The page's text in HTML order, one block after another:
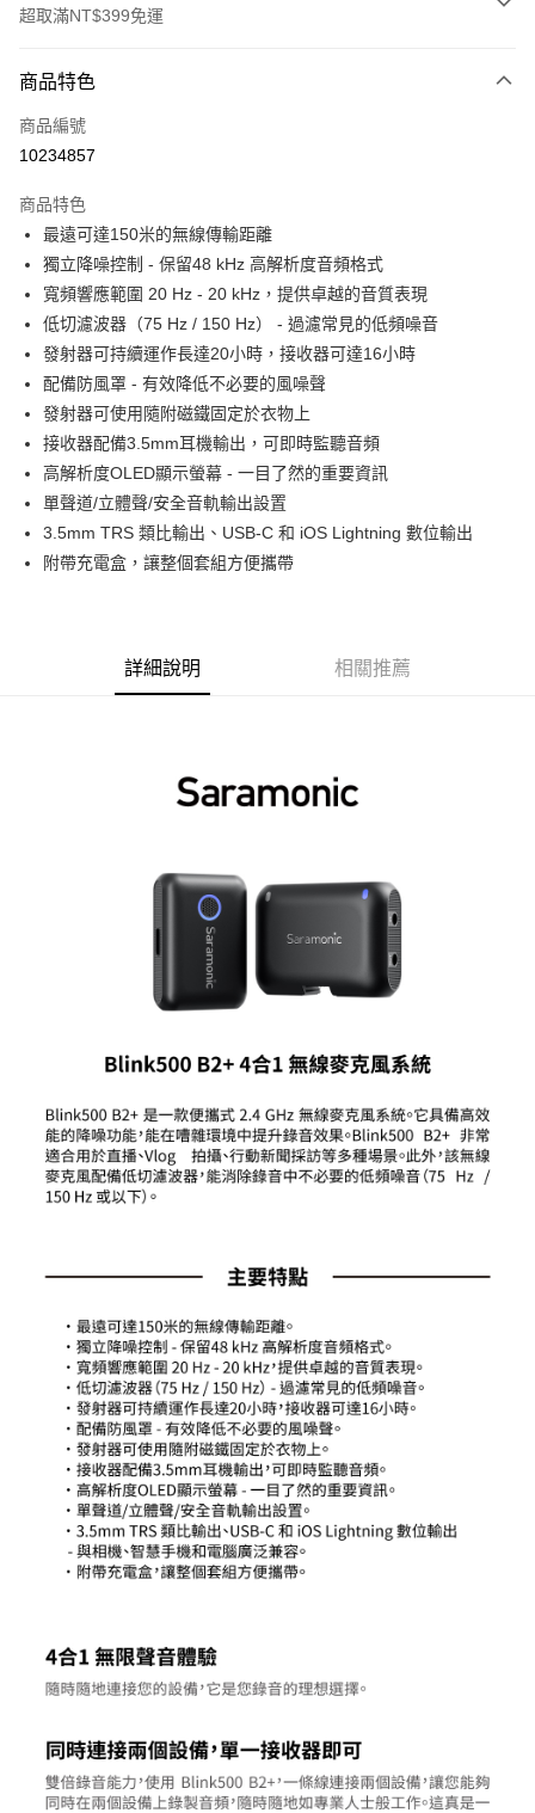
超取滿NT$399免運
信用卡一次付款
信用卡分期付款
合作金庫商業銀行
華南商業銀行
上海商業儲蓄銀行
台北富邦商業銀行
國泰世華商業銀行
兆豐國際商業銀行
臺灣中小企業銀行
台中商業銀行
匯豐（台灣）商業銀行
華泰商業銀行
聯邦商業銀行
遠東國際商業銀行
元大商業銀行
永豐商業銀行
玉山商業銀行
星展（台灣）商業銀行
台新國際商業銀行
中國信託商業銀行
台灣樂天信用卡公司
6 期 0 利率 每期
華南商業銀行
彰化商業銀行
上海商業儲蓄銀行
台北富邦商業銀行
國泰世華商業銀行
兆豐國際商業銀行
臺灣中小企業銀行
台中商業銀行
匯豐（台灣）商業銀行
華泰商業銀行
聯邦商業銀行
遠東國際商業銀行
元大商業銀行
永豐商業銀行
玉山商業銀行
星展（台灣）商業銀行
台新國際商業銀行
中國信託商業銀行
台灣樂天信用卡公司
12 期 0 利率 每期 NT$350
合作金庫商業銀行
第一商業銀行
上海商業儲蓄銀行
台北富邦商業銀行
國泰世華商業銀行
兆豐國際商業銀行
臺灣中小企業銀行
台中商業銀行
匯豐（台灣）商業銀行
華泰商業銀行
聯邦商業銀行
遠東國際商業銀行
元大商業銀行
永豐商業銀行
玉山商業銀行
星展（台灣）商業銀行
台新國際商業銀行
台灣樂天信用卡公司
超商取貨付款
LINE Pay
Apple Pay
街口支付
悠遊付
Google Pay
全支付
２．便利：只要手機號碼，簡訊認證，即可結帳。
３．安心：先確認商品／服務後，再付款。
１．於結帳方式選擇「AFTEE先享後付」後，將跳轉至「AFTEE先享後付」
結帳頁面，進行簡訊認證並確認金額後，即可完成結帳。
２．訂單成立數日內，您將收到繳費通知簡訊。
３．收到繳費通知簡訊後14天內，點擊此簡訊中的連結，可透過四大超商／
ATM／網路銀行／等多元方式進行付款，方視為交易完成。
※ 請注意：結帳手續完成當下不需立刻繳費，但若您需要取消訂單，請聯絡
購買商品的店家。未經商家同意取消之訂單仍視為有效，需透過AFTEE先享
是否繳費成功／繳費後需取消欲退款等相關疑問，請聯繫「AFTEE先享後付
【注意事項】
１．透過由恩沛科技股份有限公司提供之「AFTEE先享後付」服務完成之交
易，需依本服務之必要範圍內提供個人資料，並將交易相關給付款項請求債
權轉讓予恩沛科技股份有限公司。
「AFTEE先享後付」，若未經同意申辦者引起之損失，本公司不負相關責
４．使用「AFTEE先享後付」時，將依據個別帳號之用戶狀況，依本公司即
時審查核予不同之上限額度；若仍有額度不足之情形，本公司將視審查結果
請求用戶進行身份認證。
５．嚴禁一人註冊多個帳號或使用他人資訊註冊。若發現惡意使用之情形，
恩沛科技股份有限公司將有權停止該用戶之使用額度並採取法律行動。
每筆NT$60，滿NT$399(含以上)免運費
每筆NT$60，滿NT$399(含以上)免運費
每筆NT$75，滿NT$399(含以上)免運費
付款後門市自取
免運費
商品特色
商品編號
10234857
商品特色
最遠可達150米的無線傳輸距離
獨立降噪控制 - 保留48 kHz 高解析度音頻格式
寬頻響應範圍 20 Hz - 20 kHz，提供卓越的音質表現
低切濾波器（75 Hz / 150 Hz） - 過濾常見的低頻噪音
發射器可持續運作長達20小時，接收器可達16小時
配備防風罩 - 有效降低不必要的風噪聲
發射器可使用隨附磁鐵固定於衣物上
接收器配備3.5mm耳機輸出，可即時監聽音頻
高解析度OLED顯示螢幕 - 一目了然的重要資訊
單聲道/立體聲/安全音軌輸出設置
3.5mm TRS 類比輸出、USB-C 和 iOS Lightning 數位輸出
附帶充電盒，讓整個套組方便攜帶
詳細說明 相關推薦